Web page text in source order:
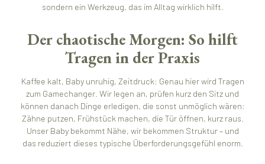
sondern ein Werkzeug, das im Alltag wirklich hilft.
Der chaotische Morgen: So hilft
Tragen in der Praxis
Kaffee kalt, Baby unruhig, Zeitdruck: Genau hier wird Tragen
zum Gamechanger. Wir legen an, prüfen kurz den Sitz und
können danach Dinge erledigen, die sonst unmöglich wären:
Zähne putzen, Frühstück machen, die Tür öffnen, kurz raus.
Unser Baby bekommt Nähe, wir bekommen Struktur – und
das reduziert dieses typische Überforderungsgefühl enorm.